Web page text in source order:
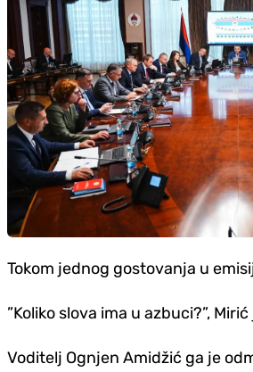
Tokom jednog gostovanja u
”Koliko slova ima u azbuci?”,
Voditelj Ognjen Amidžić ga je